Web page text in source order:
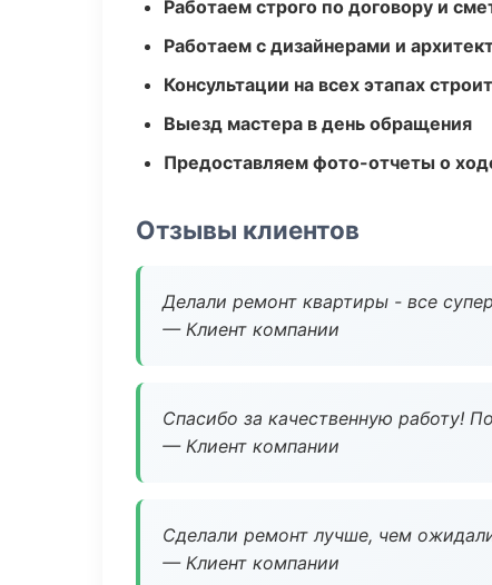
Работаем строго по договору и
Работаем с дизайнерами и
Консультации на всех этапах
Выезд мастера в день обращения
Предоставляем фото-отчеты о
Отзывы клиентов
Делали ремонт квартиры - все
— Клиент компании
Спасибо за качественную работу!
— Клиент компании
Сделали ремонт лучше, чем
— Клиент компании